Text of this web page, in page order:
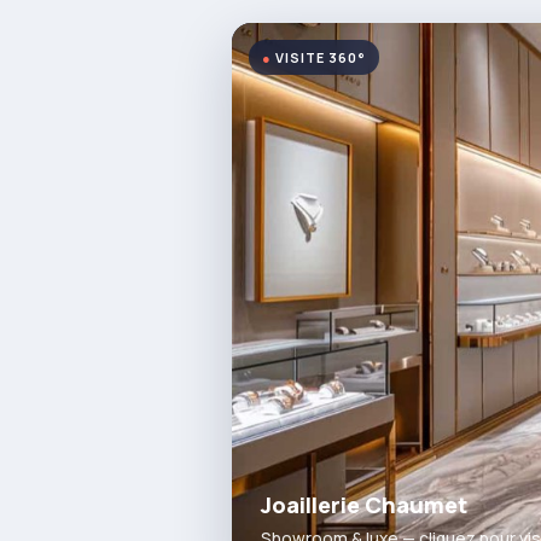
VISITE 360°
Joaillerie Chaumet